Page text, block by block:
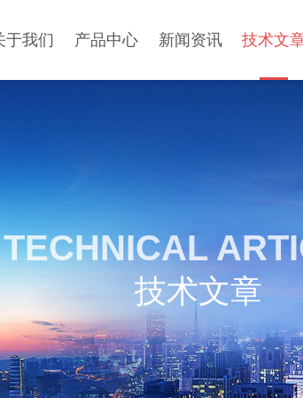
于我们 产品中心 新闻资讯 技术文
TECHNICAL
技术文章